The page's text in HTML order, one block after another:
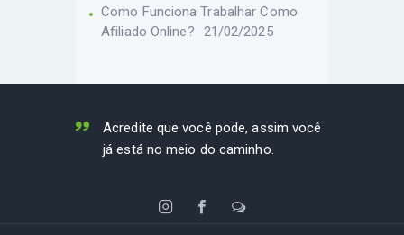
Como Funciona Trabalhar Como
Afiliado Online?
21/02/2025
Acredite que você pode, assim você
já está no meio do caminho.